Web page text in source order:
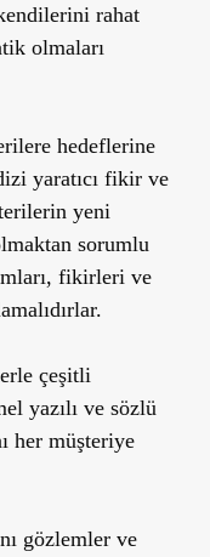
rahat
olmaları
hedeflerine
yaratıcı fikir ve
yeni
sorumlu
fikirleri ve
çeşitli
yazılı ve sözlü
her müşteriye
gözlemler ve